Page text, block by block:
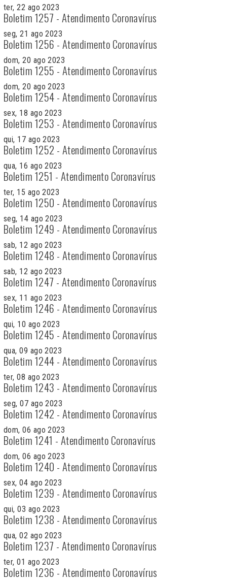
ter, 22 ago 2023
Boletim 1257 - Atendimento Coronavírus
seg, 21 ago 2023
Boletim 1256 - Atendimento Coronavírus
dom, 20 ago 2023
Boletim 1255 - Atendimento Coronavírus
dom, 20 ago 2023
Boletim 1254 - Atendimento Coronavírus
sex, 18 ago 2023
Boletim 1253 - Atendimento Coronavírus
qui, 17 ago 2023
Boletim 1252 - Atendimento Coronavírus
qua, 16 ago 2023
Boletim 1251 - Atendimento Coronavírus
ter, 15 ago 2023
Boletim 1250 - Atendimento Coronavírus
seg, 14 ago 2023
Boletim 1249 - Atendimento Coronavírus
sab, 12 ago 2023
Boletim 1248 - Atendimento Coronavírus
sab, 12 ago 2023
Boletim 1247 - Atendimento Coronavírus
sex, 11 ago 2023
Boletim 1246 - Atendimento Coronavírus
qui, 10 ago 2023
Boletim 1245 - Atendimento Coronavírus
qua, 09 ago 2023
Boletim 1244 - Atendimento Coronavírus
ter, 08 ago 2023
Boletim 1243 - Atendimento Coronavírus
seg, 07 ago 2023
Boletim 1242 - Atendimento Coronavírus
dom, 06 ago 2023
Boletim 1241 - Atendimento Coronavírus
dom, 06 ago 2023
Boletim 1240 - Atendimento Coronavírus
sex, 04 ago 2023
Boletim 1239 - Atendimento Coronavírus
qui, 03 ago 2023
Boletim 1238 - Atendimento Coronavírus
qua, 02 ago 2023
Boletim 1237 - Atendimento Coronavírus
ter, 01 ago 2023
Boletim 1236 - Atendimento Coronavírus